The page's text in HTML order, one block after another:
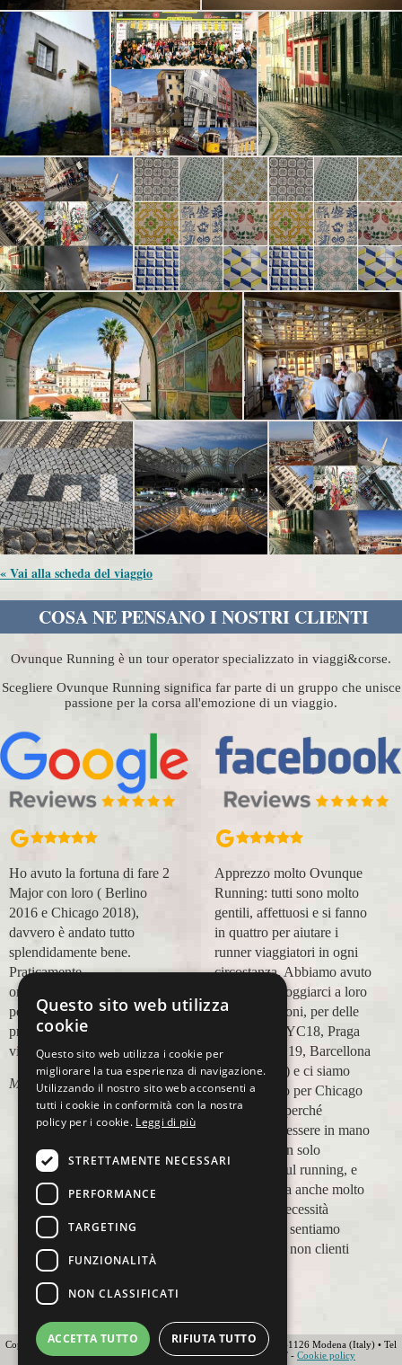
« Vai alla scheda del viaggio
COSA NE PENSANO I NOSTRI CLIENTI
Ovunque Running è un tour operator specializzato in viaggi&corse.
Scegliere Ovunque Running significa far parte di un gruppo che unisce
passione per la corsa all'emozione di un viaggio.
Apprezzo molto Ovunque
Running: tutti sono molto
gentili, affettuosi e si fanno
in quattro per aiutare i
runner viaggiatori in ogni
circostanza. Abbiamo avuto
modo di appoggiarci a loro
in più occasioni, per delle
maratone (NYC18, Praga
19, Valencia 19, Barcellona
21, NYC 22) e ci siamo
affidati a loro per Chicago
23 (ottobre) perché
sappiamo di essere in mano
a persone non solo
competenti sul running, e
sulle città, ma anche molto
attente alle necessità
personali. Ci sentiamo
ospiti, amici, non clienti
Paolo Pugni
Organizzazione perfetta,
accompagnatori super
(Massimo e Anna). Prima
esperienza con voi molto
positiva! Alla prossima e
grazie!
Lara Buranti
Copyright 2012 Ovunque Running s.r.l • Strada delle Fornaci 20 • 41126 Modena (Italy) • Tel
+39 059 219566 • T.O.U.R.S MEMBER • IATA • FIAVET - Cookie policy
Questo sito web utilizza
cookie
Questo sito web utilizza i cookie per
migliorare la tua esperienza di navigazione.
Utilizzando il nostro sito web acconsenti a
tutti i cookie in conformità con la nostra
policy per i cookie. Leggi di più
STRETTAMENTE NECESSARI
PERFORMANCE
TARGETING
FUNZIONALITÀ
NON CLASSIFICATI
ACCETTA TUTTO RIFIUTA TUTTO